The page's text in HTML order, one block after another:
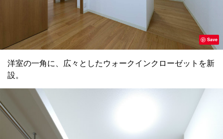
Save
洋室の一角に、広々としたウォークインクローゼットを新
設。